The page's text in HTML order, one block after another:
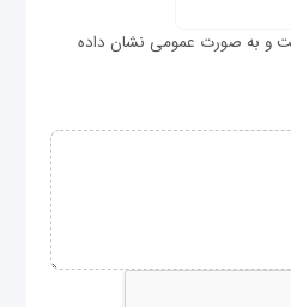
و به صورت عمومی نشان داده